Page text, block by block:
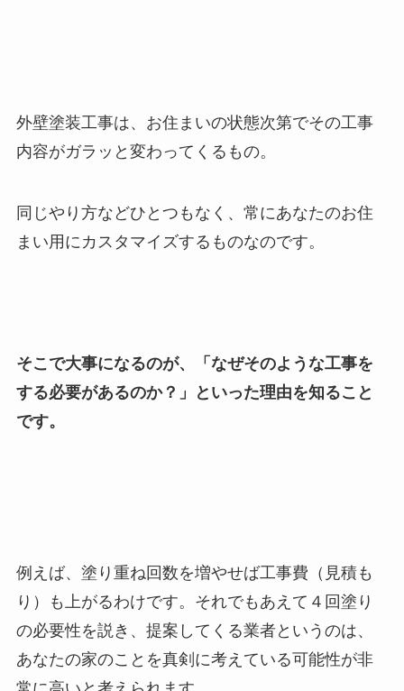
外壁塗装工事は、お住まいの状態次第でその工事
内容がガラッと変わってくるもの。
同じやり方などひとつもなく、常にあなたのお住
まい用にカスタマイズするものなのです。
そこで大事になるのが、「なぜそのような工事を
する必要があるのか？」といった理由を知ること
です。
例えば、塗り重ね回数を増やせば工事費（見積も
り）も上がるわけです。それでもあえて４回塗り
の必要性を説き、提案してくる業者というのは、
あなたの家のことを真剣に考えている可能性が非